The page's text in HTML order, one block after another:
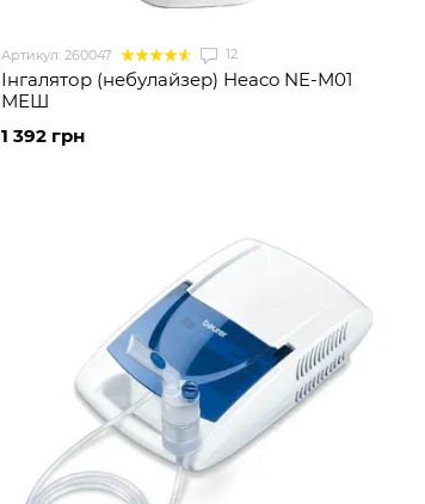
Артикул: 260047 12
Інгалятор (небулайзер) Heaco NE-M01
МЕШ
1 392 грн